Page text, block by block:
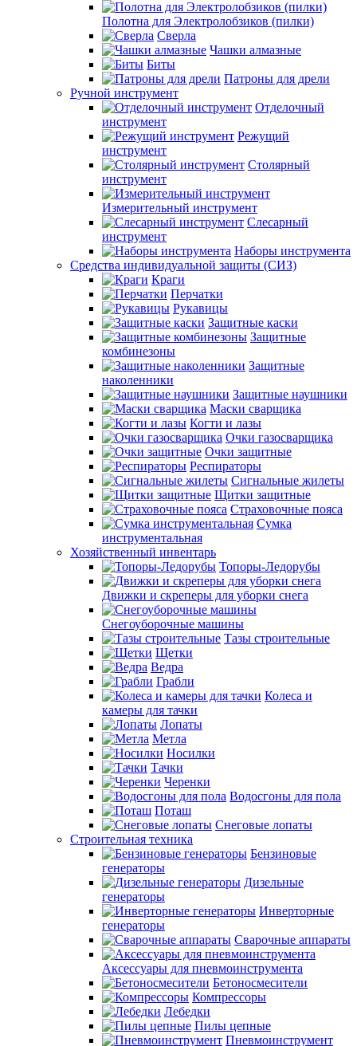
Полотна для Электролобзиков (пилки)
Сверла
Чашки алмазные
Биты
Патроны для дрели
Ручной инструмент
Отделочный
инструмент
Режущий
инструмент
Столярный
инструмент
Измерительный инструмент
Слесарный
инструмент
Наборы инструмента
Средства индивидуальной защиты (СИЗ)
Краги
Перчатки
Рукавицы
Защитные каски
Защитные
комбинезоны
Защитные
наколенники
Защитные наушники
Маски сварщика
Когти и лазы
Очки газосварщика
Очки защитные
Респираторы
Сигнальные жилеты
Щитки защитные
Страховочные пояса
Сумка
инструментальная
Хозяйственный инвентарь
Топоры-Ледорубы
Движки и скреперы для уборки снега
Снегоуборочные машины
Тазы строительные
Щетки
Ведра
Грабли
Колеса и
камеры для тачки
Лопаты
Метла
Носилки
Тачки
Черенки
Водосгоны для пола
Поташ
Снеговые лопаты
Строительная техника
Бензиновые
генераторы
Дизельные
генераторы
Инверторные
генераторы
Сварочные аппараты
Аксессуары для пневмоинструмента
Бетоносмесители
Компрессоры
Лебедки
Пилы цепные
Пневмоинструмент